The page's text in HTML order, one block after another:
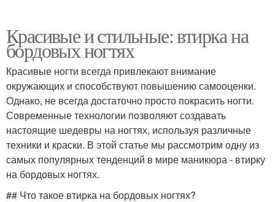
Красивые и стильные: втирка на
бордовых ногтях
Красивые ногти всегда привлекают внимание
окружающих и способствуют повышению самооценки.
Однако, не всегда достаточно просто покрасить ногти.
Современные технологии позволяют создавать
настоящие шедевры на ногтях, используя различные
техники и краски. В этой статье мы рассмотрим одну из
самых популярных тенденций в мире маникюра - втирку
на бордовых ногтях.
## Что такое втирка на бордовых ногтях?